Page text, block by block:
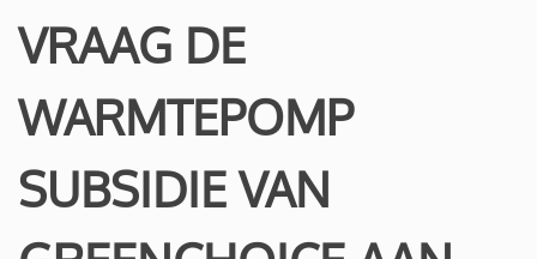
VRAAG DE
WARMTEPOMP
SUBSIDIE VAN